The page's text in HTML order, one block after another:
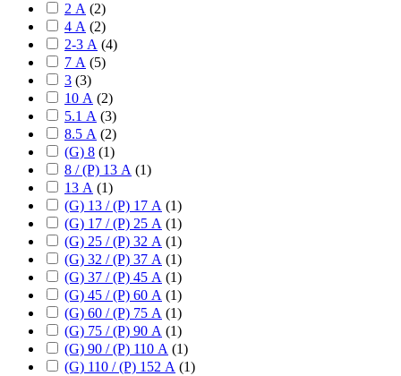
2 А (2)
4 А (2)
2-3 А (4)
7 А (5)
3 (3)
10 А (2)
5.1 А (3)
8.5 А (2)
(G) 8 (1)
8 / (P) 13 А (1)
13 А (1)
(G) 13 / (P) 17 А (1)
(G) 17 / (P) 25 А (1)
(G) 25 / (P) 32 А (1)
(G) 32 / (P) 37 А (1)
(G) 37 / (P) 45 А (1)
(G) 45 / (P) 60 А (1)
(G) 60 / (P) 75 А (1)
(G) 75 / (P) 90 А (1)
(G) 90 / (P) 110 А (1)
(G) 110 / (P) 152 А (1)